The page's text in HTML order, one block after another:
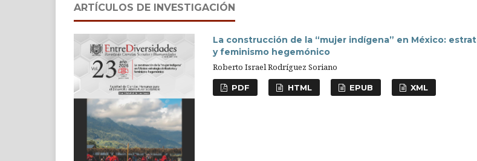
ARTÍCULOS DE INVESTIGACIÓN
La construcción de la “mujer indígena” en México:
y feminismo hegemónico
Roberto Israel Rodríguez Soriano
PDF HTML EPUB XML